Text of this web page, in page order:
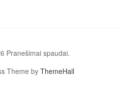
Pranešimai spaudai.
Theme byThemeHall